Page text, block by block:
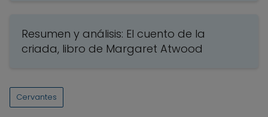
Resumen y análisis: El cuento de la
criada, libro de Margaret Atwood
Cervantes